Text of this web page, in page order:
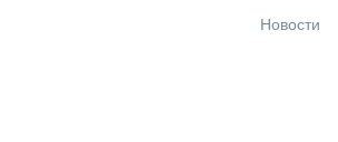
Новости